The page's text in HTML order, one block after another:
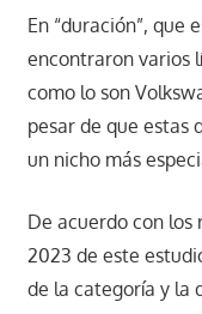
En “duración”, que
encontraron varios
como lo son
pesar de que estas
un nicho más
De acuerdo con
2023 de este
de la categoría y la